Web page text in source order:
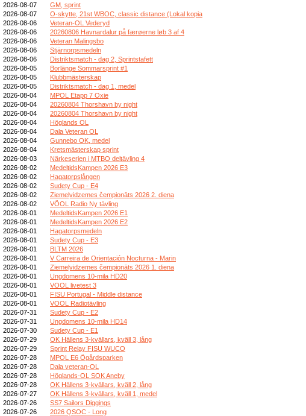
2026-08-07
GM, sprint
2026-08-07
O-skytte, 21st WBOC, classic distance (Lokal kopia
2026-08-06
Veteran-OL Vederyd
2026-08-06
20260806 Havnardalur på færøerne løb 3 af 4
2026-08-06
Veteran Malingsbo
2026-08-06
Stjärnorpsmedeln
2026-08-06
Distriktsmatch - dag 2, Sprintstafett
2026-08-05
Borlänge Sommarsprint #1
2026-08-05
Klubbmästerskap
2026-08-05
Distriktsmatch - dag 1, medel
2026-08-04
MPOL Etapp 7 Oxie
2026-08-04
20260804 Thorshavn by night
2026-08-04
20260804 Thorshavn by night
2026-08-04
Höglands OL
2026-08-04
Dala Veteran OL
2026-08-04
Gunnebo OK, medel
2026-08-04
Kretsmästerskap sprint
2026-08-03
Närkeserien i MTBO deltävling 4
2026-08-02
MedeltidsKampen 2026 E3
2026-08-02
Hagatorpslången
2026-08-02
Sudety Cup - E4
2026-08-02
Ziemeļvidzemes čempionāts 2026 2. diena
2026-08-02
VÖOL Radio Ny tävling
2026-08-01
MedeltidsKampen 2026 E1
2026-08-01
MedeltidsKampen 2026 E2
2026-08-01
Hagatorpsmedeln
2026-08-01
Sudety Cup - E3
2026-08-01
BLTM 2026
2026-08-01
V Carreira de Orientación Nocturna - Marin
2026-08-01
Ziemeļvidzemes čempionāts 2026 1. diena
2026-08-01
Ungdomens 10-mila HD20
2026-08-01
VOOL livetest 3
2026-08-01
FISU Portugal - Middle distance
2026-08-01
VOOL Radiotävling
2026-07-31
Sudety Cup - E2
2026-07-31
Ungdomens 10-mila HD14
2026-07-30
Sudety Cup - E1
2026-07-29
OK Hällens 3-kvällars, kväll 3, lång
2026-07-29
Sprint Relay FISU WUCO
2026-07-28
MPOL E6 Ögårdsparken
2026-07-28
Dala veteran-OL
2026-07-28
Höglands-OL SOK Aneby
2026-07-28
OK Hällens 3-kvällars, kväll 2, lång
2026-07-27
OK Hällens 3-kvällars, kväll 1, medel
2026-07-26
SS7 Sailors Diggings
2026-07-26
2026 QSOC - Long